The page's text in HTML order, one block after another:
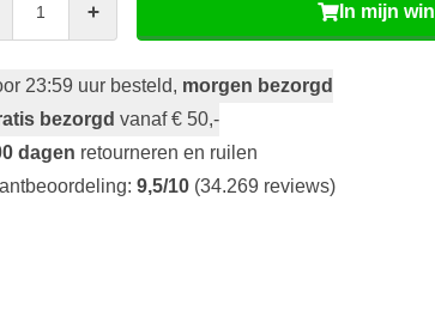
In mijn
23:59 uur besteld, morgen bezorgd
bezorgd vanaf € 50,-
dagen retourneren en ruilen
9,5/10 (34.269 reviews)